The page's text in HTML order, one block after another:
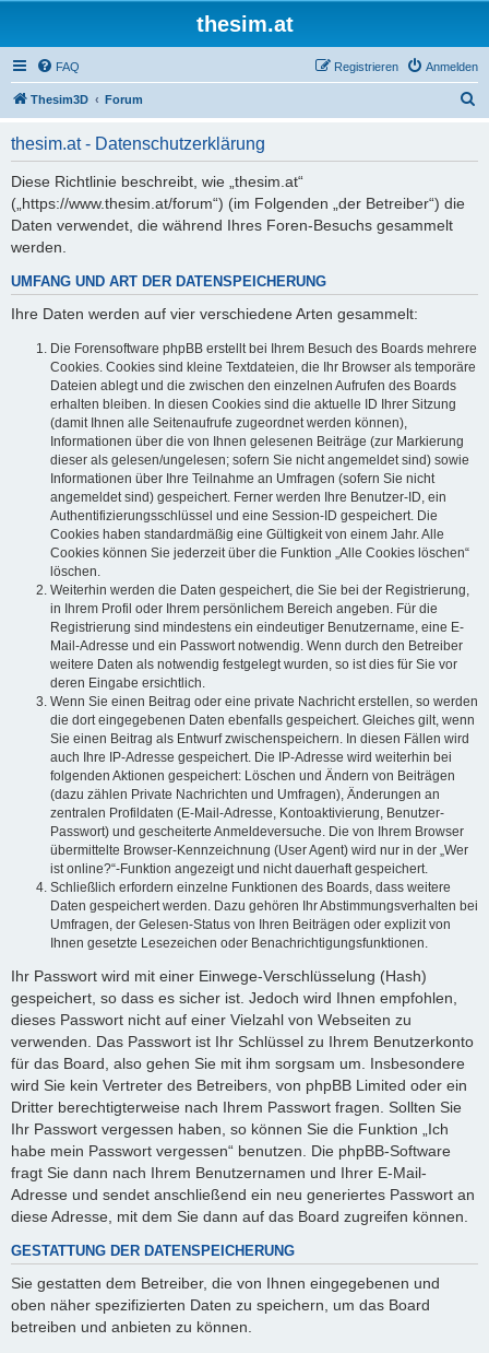
thesim.at
FAQ Anmelden
Registrieren
Thesim3D Forum
thesim.at - Datenschutzerklärung
Diese Richtlinie beschreibt, wie „thesim.at“
(„https://www.thesim.at/forum“) (im Folgenden „der Betreiber“) die
Daten verwendet, die während Ihres Foren-Besuchs gesammelt
werden.
UMFANG UND ART DER DATENSPEICHERUNG
Ihre Daten werden auf vier verschiedene Arten gesammelt:
Die Forensoftware phpBB erstellt bei Ihrem Besuch des Boards mehrere
Cookies. Cookies sind kleine Textdateien, die Ihr Browser als temporäre
Dateien ablegt und die zwischen den einzelnen Aufrufen des Boards
erhalten bleiben. In diesen Cookies sind die aktuelle ID Ihrer Sitzung
(damit Ihnen alle Seitenaufrufe zugeordnet werden können),
Informationen über die von Ihnen gelesenen Beiträge (zur Markierung
dieser als gelesen/ungelesen; sofern Sie nicht angemeldet sind) sowie
Informationen über Ihre Teilnahme an Umfragen (sofern Sie nicht
angemeldet sind) gespeichert. Ferner werden Ihre Benutzer-ID, ein
Authentifizierungsschlüssel und eine Session-ID gespeichert. Die
Cookies haben standardmäßig eine Gültigkeit von einem Jahr. Alle
Cookies können Sie jederzeit über die Funktion „Alle Cookies löschen“
löschen.
Weiterhin werden die Daten gespeichert, die Sie bei der Registrierung,
in Ihrem Profil oder Ihrem persönlichem Bereich angeben. Für die
Registrierung sind mindestens ein eindeutiger Benutzername, eine E-
Mail-Adresse und ein Passwort notwendig. Wenn durch den Betreiber
weitere Daten als notwendig festgelegt wurden, so ist dies für Sie vor
deren Eingabe ersichtlich.
Wenn Sie einen Beitrag oder eine private Nachricht erstellen, so werden
die dort eingegebenen Daten ebenfalls gespeichert. Gleiches gilt, wenn
Sie einen Beitrag als Entwurf zwischenspeichern. In diesen Fällen wird
auch Ihre IP-Adresse gespeichert. Die IP-Adresse wird weiterhin bei
folgenden Aktionen gespeichert: Löschen und Ändern von Beiträgen
(dazu zählen Private Nachrichten und Umfragen), Änderungen an
zentralen Profildaten (E-Mail-Adresse, Kontoaktivierung, Benutzer-
Passwort) und gescheiterte Anmeldeversuche. Die von Ihrem Browser
übermittelte Browser-Kennzeichnung (User Agent) wird nur in der „Wer
ist online?“-Funktion angezeigt und nicht dauerhaft gespeichert.
Schließlich erfordern einzelne Funktionen des Boards, dass weitere
Daten gespeichert werden. Dazu gehören Ihr Abstimmungsverhalten bei
Umfragen, der Gelesen-Status von Ihren Beiträgen oder explizit von
Ihnen gesetzte Lesezeichen oder Benachrichtigungsfunktionen.
Ihr Passwort wird mit einer Einwege-Verschlüsselung (Hash)
gespeichert, so dass es sicher ist. Jedoch wird Ihnen empfohlen,
dieses Passwort nicht auf einer Vielzahl von Webseiten zu
verwenden. Das Passwort ist Ihr Schlüssel zu Ihrem Benutzerkonto
für das Board, also gehen Sie mit ihm sorgsam um. Insbesondere
wird Sie kein Vertreter des Betreibers, von phpBB Limited oder ein
Dritter berechtigterweise nach Ihrem Passwort fragen. Sollten Sie
Ihr Passwort vergessen haben, so können Sie die Funktion „Ich
habe mein Passwort vergessen“ benutzen. Die phpBB-Software
fragt Sie dann nach Ihrem Benutzernamen und Ihrer E-Mail-
Adresse und sendet anschließend ein neu generiertes Passwort an
diese Adresse, mit dem Sie dann auf das Board zugreifen können.
GESTATTUNG DER DATENSPEICHERUNG
Sie gestatten dem Betreiber, die von Ihnen eingegebenen und
oben näher spezifizierten Daten zu speichern, um das Board
betreiben und anbieten zu können.